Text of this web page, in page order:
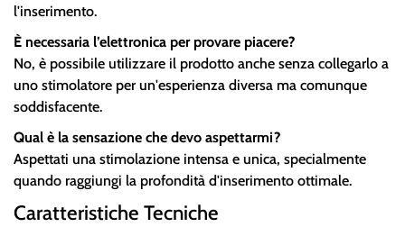
l'inserimento.
È necessaria l’elettronica per provare piacere?
No, è possibile utilizzare il prodotto anche senza collegarlo a
uno stimolatore per un'esperienza diversa ma comunque
soddisfacente.
Qual è la sensazione che devo aspettarmi?
Aspettati una stimolazione intensa e unica, specialmente
quando raggiungi la profondità d'inserimento ottimale.
Caratteristiche Tecniche